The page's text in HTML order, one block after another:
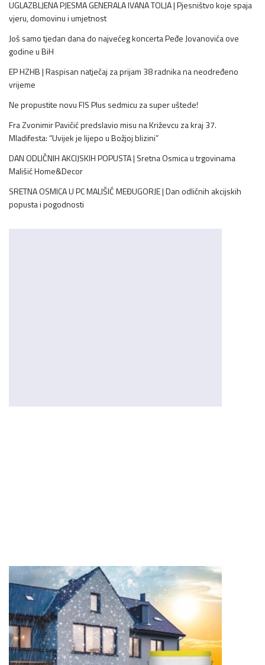
UGLAZBLJENA PJESMA GENERALA IVANA TOLJA | Pjesništvo koje spaja
vjeru, domovinu i umjetnost
Još samo tjedan dana do najvećeg koncerta Peđe Jovanovića ove
godine u BiH
EP HZHB | Raspisan natječaj za prijam 38 radnika na neodređeno
vrijeme
Ne propustite novu FIS Plus sedmicu za super uštede!
Fra Zvonimir Pavičić predslavio misu na Križevcu za kraj 37.
Mladifesta: “Uvijek je lijepo u Božjoj blizini”
DAN ODLIČNIH AKCIJSKIH POPUSTA | Sretna Osmica u trgovinama
Mališić Home&Decor
SRETNA OSMICA U PC MALIŠIĆ MEĐUGORJE | Dan odličnih akcijskih
popusta i pogodnosti